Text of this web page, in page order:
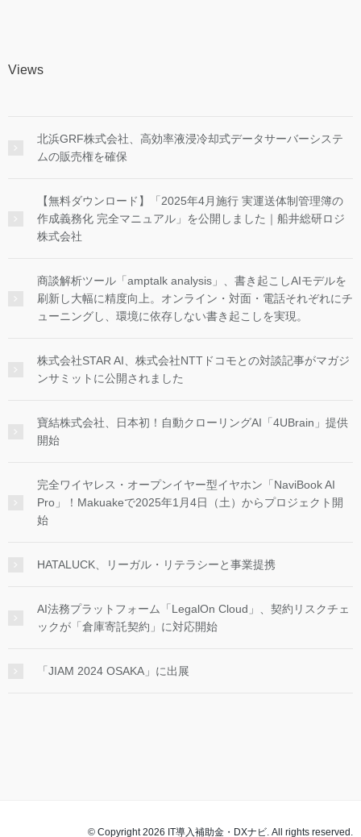
Views
北浜GRF株式会社、高効率液浸冷却式データサーバーシステ
ムの販売権を確保
【無料ダウンロード】「2025年4月施行 実運送体制管理簿の
作成義務化 完全マニュアル」を公開しました｜船井総研ロジ
株式会社
商談解析ツール「amptalk analysis」、書き起こしAIモデルを
刷新し大幅に精度向上。オンライン・対面・電話それぞれにチ
ューニングし、環境に依存しない書き起こしを実現。
株式会社STAR AI、株式会社NTTドコモとの対談記事がマガジ
ンサミットに公開されました
寶結株式会社、日本初！自動クローリングAI「4UBrain」提供
開始
完全ワイヤレス・オープンイヤー型イヤホン「NaviBook AI
Pro」！Makuakeで2025年1月4日（土）からプロジェクト開
始
HATALUCK、リーガル・リテラシーと事業提携
AI法務プラットフォーム「LegalOn Cloud」、契約リスクチェ
ックが「倉庫寄託契約」に対応開始
「JIAM 2024 OSAKA」に出展
© Copyright 2026 IT導入補助金・DXナビ. All rights reserved.